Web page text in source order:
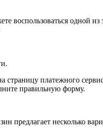
воспользоваться одной из
страницу платежного
правильную форму.
предлагает несколько